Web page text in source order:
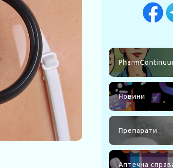
Новини
Препарати
Аптечна